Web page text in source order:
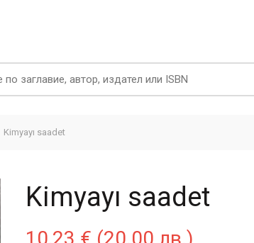
Kimyayı saadet
Kimyayı saadet